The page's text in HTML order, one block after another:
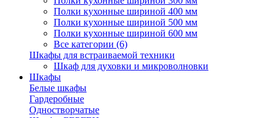
Полки кухонные шириной 400 мм
Полки кухонные шириной 500 мм
Полки кухонные шириной 600 мм
Все категории (6)
Шкафы для встраиваемой техники
Шкаф для духовки и микроволновки
Шкафы
Белые шкафы
Гардеробные
Одностворчатые